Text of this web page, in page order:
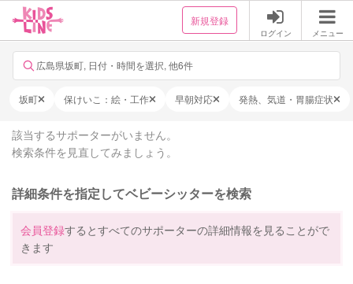
新規登録
ログイン メニュー
広島県坂町, 日付・時間を選択, 他6件
坂町 保けいこ：絵・工作 早朝対応 発熱、気道・胃腸症状
該当するサポーターがいません。
検索条件を見直してみましょう。
詳細条件を指定してベビーシッターを検索
会員登録するとすべてのサポーターの詳細情報を見ることがで
きます